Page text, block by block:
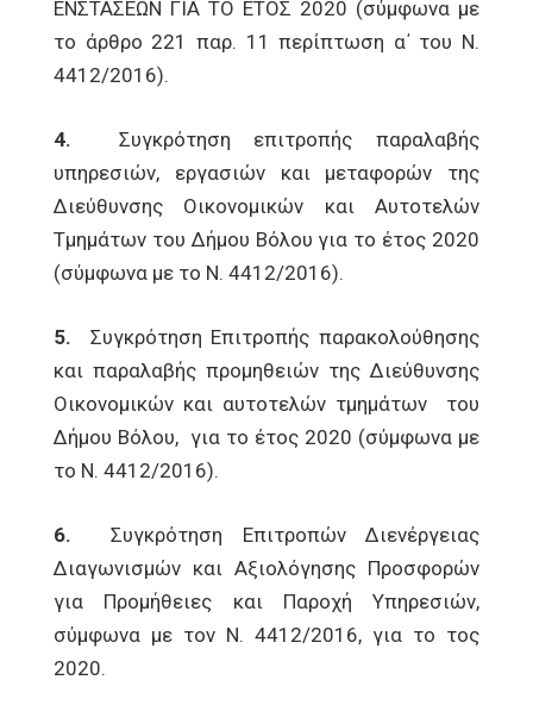
ΕΝΣΤΑΣΕΩΝ ΓΙΑ ΤΟ ΕΤΟΣ 2020 (σύμφωνα με
το άρθρο 221 παρ. 11 περίπτωση α΄ του Ν.
4412/2016).
4.
Συγκρότηση επιτροπής παραλαβής
υπηρεσιών, εργασιών και μεταφορών της
Διεύθυνσης Οικονομικών και Αυτοτελών
Τμημάτων του Δήμου Βόλου για το έτος 2020
(σύμφωνα με το Ν. 4412/2016).
5.
Συγκρότηση Επιτροπής παρακολούθησης
και παραλαβής προμηθειών της Διεύθυνσης
Οικονομικών και αυτοτελών τμημάτων του
Δήμου Βόλου, για το έτος 2020 (σύμφωνα με
το Ν. 4412/2016).
6.
Συγκρότηση Επιτροπών Διενέργειας
Διαγωνισμών και Αξιολόγησης Προσφορών
για Προμήθειες και Παροχή Υπηρεσιών,
σύμφωνα με τον Ν. 4412/2016, για το τος
2020.